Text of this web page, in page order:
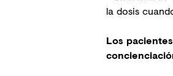
la dosis
Los